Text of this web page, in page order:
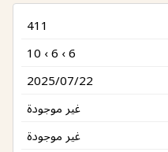
411
10 ‹ 6 ‹ 6
2025/07/22
غير موجودة
غير موجودة